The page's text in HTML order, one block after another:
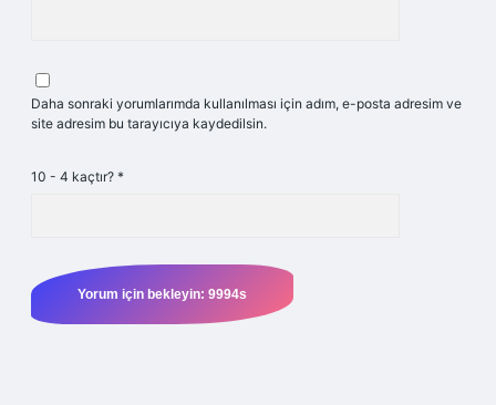
Daha sonraki yorumlarımda kullanılması için adım, e-posta adresim ve
site adresim bu tarayıcıya kaydedilsin.
10 - 4 kaçtır? *